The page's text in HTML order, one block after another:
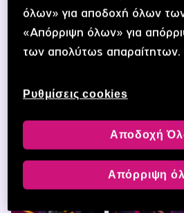
όλων» για αποδοχή όλων
«Απόρριψη όλων» για
των απολύτως απαραίτητων.
Ρυθμίσεις cookies
Απόρριψη
Αποδοχή